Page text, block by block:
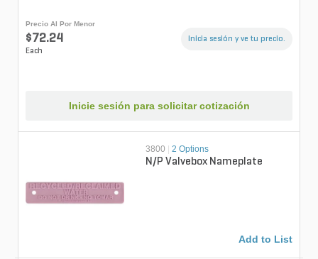
Precio Al Por Menor
$72.24
Each
Inicia sesión y ve tu precio.
Inicie sesión para solicitar cotización
3800 | 2 Options
N/P Valvebox Nameplate
Add to List